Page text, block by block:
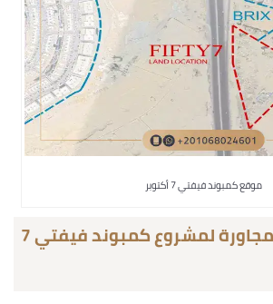
موقع كمبوند فيفتي 7 أكتوبر
الكمبوندات المجاورة لمشروع كمبوند فيفتي 7